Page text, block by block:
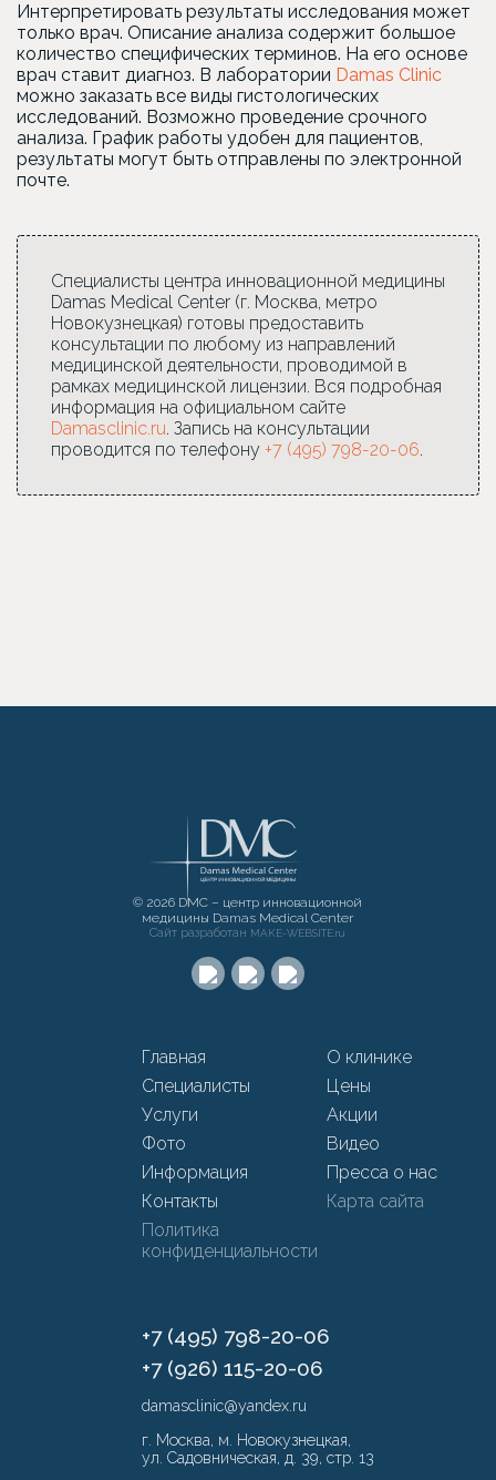
Интерпретировать результаты исследования может
только врач. Описание анализа содержит большое
количество специфических терминов. На его основе
врач ставит диагноз. В лаборатории Damas Clinic
можно заказать все виды гистологических
исследований. Возможно проведение срочного
анализа. График работы удобен для пациентов,
результаты могут быть отправлены по электронной
почте.
Специалисты центра инновационной медицины
Damas Medical Center (г. Москва, метро
Новокузнецкая) готовы предоставить
консультации по любому из направлений
медицинской деятельности, проводимой в
рамках медицинской лицензии. Вся подробная
информация на официальном сайте
Damasclinic.ru. Запись на консультации
проводится по телефону +7 (495) 798-20-06.
© 2026 DMC – центр инновационной
медицины Damas Medical Center
Сайт разработан MAKE-WEBSITE.ru
Главная
О клинике
Специалисты
Цены
Услуги
Акции
Фото
Видео
Информация
Пресса о нас
Контакты
Карта сайта
Политика
конфиденциальности
+7 (495) 798-20-06
+7 (926) 115-20-06
damasclinic@yandex.ru
г. Москва, м. Новокузнецкая,
ул. Садовническая, д. 39, стр. 13